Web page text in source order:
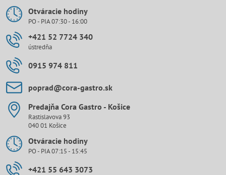
Otváracie hodiny
PO - PIA 07:30 - 16:00
+421 52 7724 340
ústredňa
0915 974 811
poprad​@cora-gastro​.sk
Predajňa Cora Gastro - Košice
Rastislavova 93
040 01 Košice
Otváracie hodiny
PO - PIA 07:15 - 15:45
+421 55 643 3073